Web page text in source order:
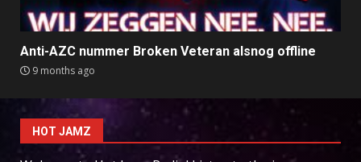
Anti-AZC nummer Broken Veteran alsnog offline
9 months ago
HOT JAMZ